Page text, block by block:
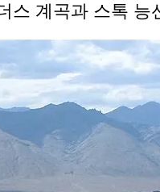
스 계곡과 스톡 능